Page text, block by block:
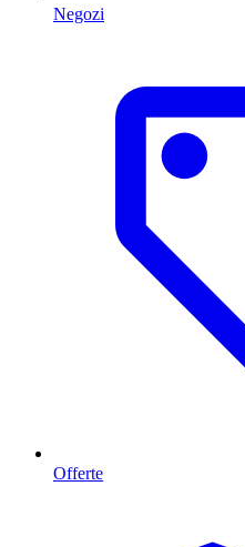
Negozi
Offerte